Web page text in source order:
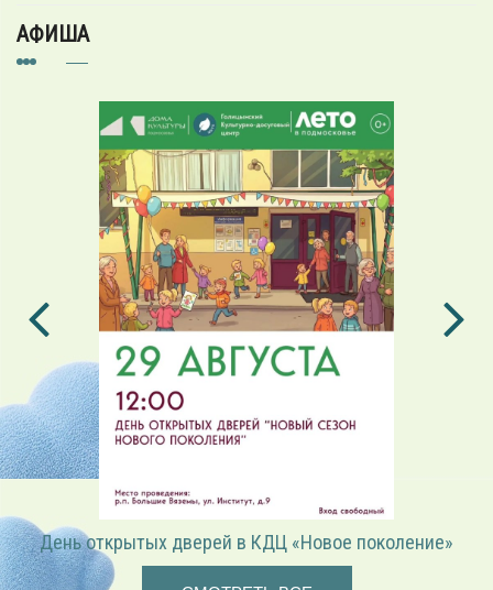
АФИША
День открытых дверей в КДЦ «Новое поколение»